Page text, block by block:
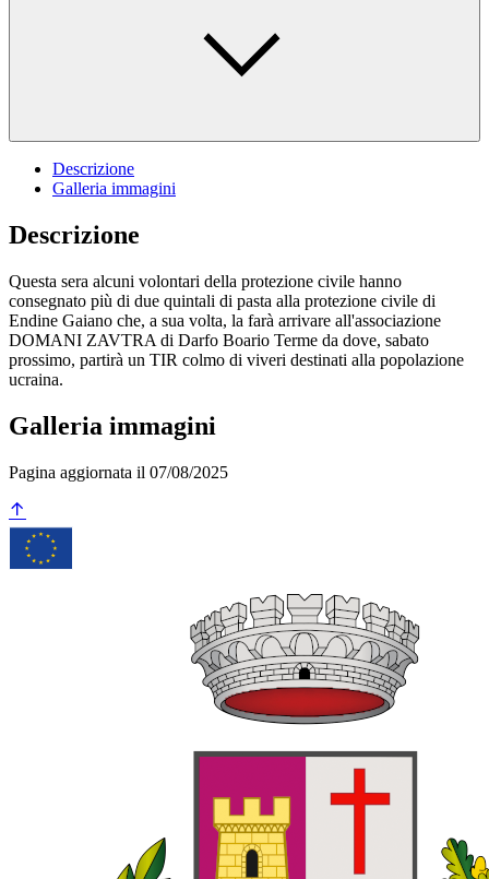
Descrizione
Galleria immagini
Descrizione
Questa sera alcuni volontari della protezione civile hanno
consegnato più di due quintali di pasta alla protezione civile di
Endine Gaiano che, a sua volta, la farà arrivare all'associazione
DOMANI ZAVTRA di Darfo Boario Terme da dove, sabato
prossimo, partirà un TIR colmo di viveri destinati alla popolazione
ucraina.
Galleria immagini
Pagina aggiornata il 07/08/2025